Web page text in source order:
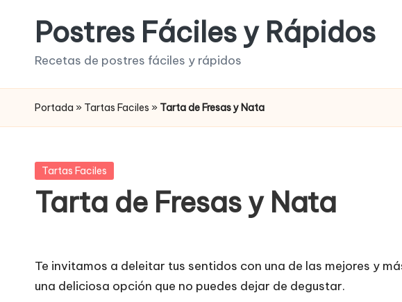
Postres Fáciles y Rápidos
Recetas de postres fáciles y rápidos
Portada » Tartas Faciles » Tarta de Fresas y Nata
Publicada
Tartas Faciles
Tarta de Fresas y Nata
Te invitamos a deleitar tus sentidos con una de las mejores y
una deliciosa opción que no puedes dejar de degustar.